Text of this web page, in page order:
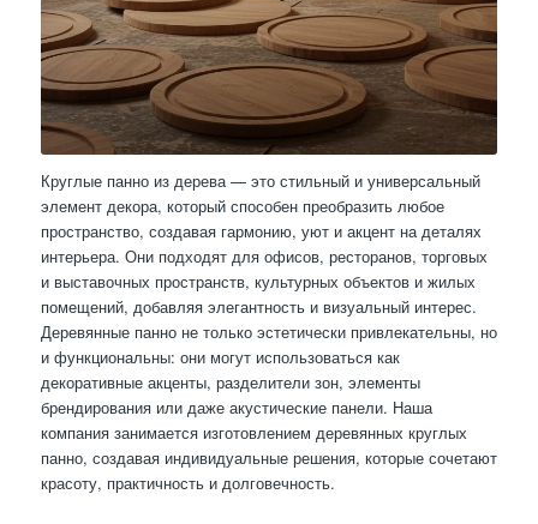
Круглые панно из дерева — это стильный и универсальный
элемент декора, который способен преобразить любое
пространство, создавая гармонию, уют и акцент на деталях
интерьера. Они подходят для офисов, ресторанов, торговых
и выставочных пространств, культурных объектов и жилых
помещений, добавляя элегантность и визуальный интерес.
Деревянные панно не только эстетически привлекательны, но
и функциональны: они могут использоваться как
декоративные акценты, разделители зон, элементы
брендирования или даже акустические панели. Наша
компания занимается изготовлением деревянных круглых
панно, создавая индивидуальные решения, которые сочетают
красоту, практичность и долговечность.